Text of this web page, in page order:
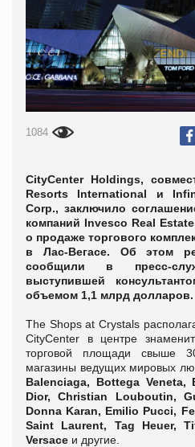
1084
CityCenter Holdings,
Resorts International и
Corp., заключило
компаний Invesco Real
о продаже торгового
в Лас-Вегасе. Об этом
сообщили в пресс-
выступившей
объемом 1,1 млрд долларов.
The Shops at Crystals
CityCenter в центре
торговой площади свыше
магазины ведущих мировых
Balenciaga, Bottega Veneta,
Dior, Christian Louboutin,
Donna Karan, Emilio Pucci,
Saint Laurent, Tag Heuer,
Versace и другие.